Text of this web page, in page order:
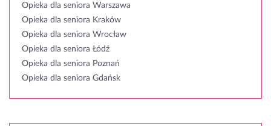
Opieka dla seniora Warszawa
Opieka dla seniora Kraków
Opieka dla seniora Wrocław
Opieka dla seniora Łódź
Opieka dla seniora Poznań
Opieka dla seniora Gdańsk